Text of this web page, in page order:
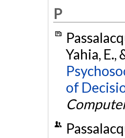
P
Yahia, E.,
of